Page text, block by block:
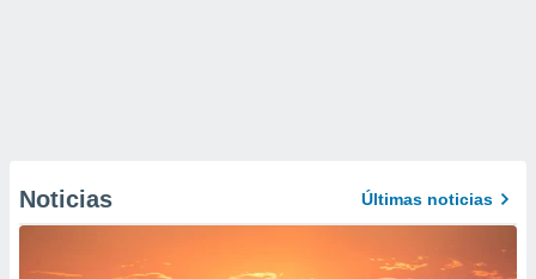
Noticias Últimas noticias